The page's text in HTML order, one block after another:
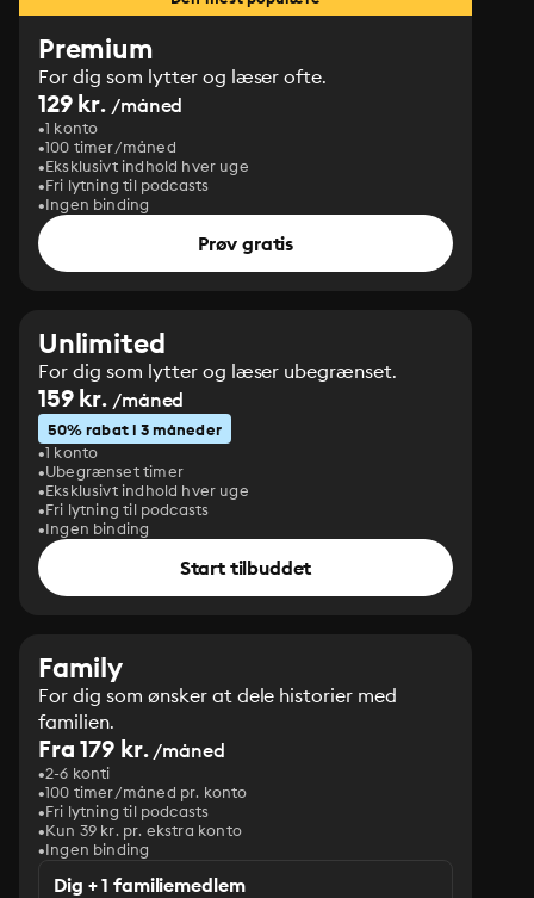
Premium
For dig som lytter og læser ofte.
129 kr. /måned
1 konto
100 timer/måned
Eksklusivt indhold hver uge
Fri lytning til podcasts
Ingen binding
Prøv gratis
Unlimited
For dig som lytter og læser ubegrænset.
159 kr. /måned
50% rabat i 3 måneder
1 konto
Ubegrænset timer
Eksklusivt indhold hver uge
Fri lytning til podcasts
Ingen binding
Start tilbuddet
Family
For dig som ønsker at dele historier med
familien.
Fra 179 kr./måned
2-6 konti
100 timer/måned pr. konto
Fri lytning til podcasts
Kun 39 kr. pr. ekstra konto
Ingen binding
Dig + 1 familiemedlem